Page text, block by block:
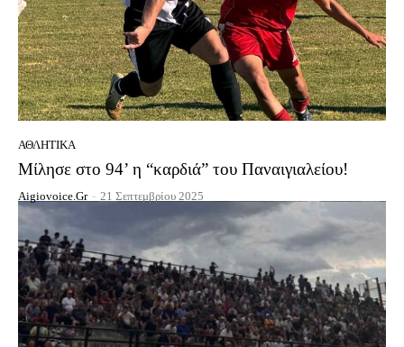
ΑΘΛΗΤΙΚΆ
Μίλησε στο 94’ η “καρδιά” του Παναιγιαλείου!
Aigiovoice.gr - 21 Σεπτεμβρίου 2025